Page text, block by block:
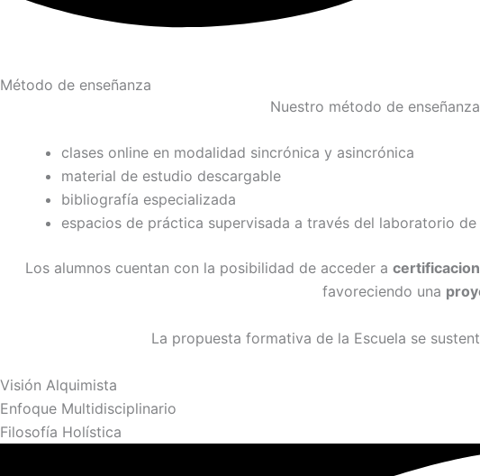
Método de enseñanza
Nuestro método de
clases online en modalidad sincrónica y asincrónica
material de estudio descargable
bibliografía especializada
espacios de práctica supervisada a través del laboratorio
Los alumnos cuentan con la posibilidad de acceder a
favoreciendo una
La propuesta formativa de la Escuela se
Visión Alquimista
Enfoque Multidisciplinario
Filosofía Holística